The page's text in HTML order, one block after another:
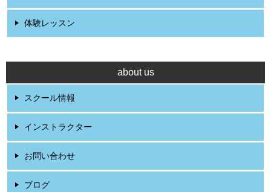
体験レッスン
about us
スクール情報
インストラクター
お問い合わせ
ブログ